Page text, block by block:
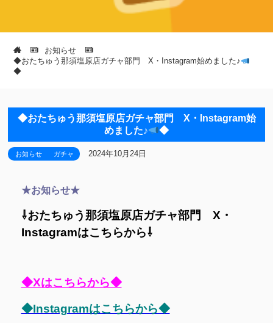
お知らせ
◆おたちゅう那須塩原店ガチャ部門 X・Instagram始めました♪
◆
◆おたちゅう那須塩原店ガチャ部門 X・Instagram始
めました♪
◆
お知らせ ガチャ 2024年10月24日
★お知らせ★
⇩おたちゅう那須塩原店ガチャ部門 X・
Instagramはこちらから⇩
◆Xはこちらから◆
◆Instagramはこちらから◆